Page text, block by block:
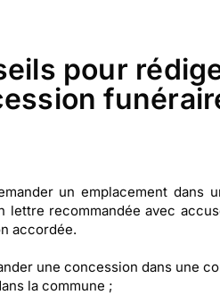
pour
un emplacement dans
lettre recommandée avec
accordée.
une concession dans une
la commune ;